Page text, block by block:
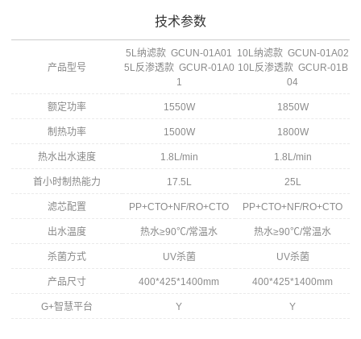
技术参数
产品型号
5L纳滤款 GCUN-01A01
5L反渗透款 GCUR-01A0
1
10L纳滤款 GCUN-01A02
10L反渗透款 GCUR-01B
04
额定功率 1550W 1850W
制热功率 1500W 1800W
热水出水速度 1.8L/min 1.8L/min
首小时制热能力 17.5L 25L
滤芯配置 PP+CTO+NF/RO+CTO PP+CTO+NF/RO+CTO
出水温度 热水≥90℃/常温水 热水≥90℃/常温水
杀菌方式 UV杀菌 UV杀菌
产品尺寸 400*425*1400mm 400*425*1400mm
G+智慧平台 Y Y